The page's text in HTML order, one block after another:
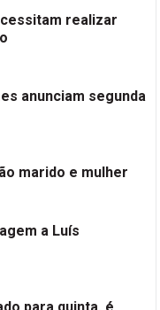
realizar
anunciam segunda
marido e mulher
a Luís